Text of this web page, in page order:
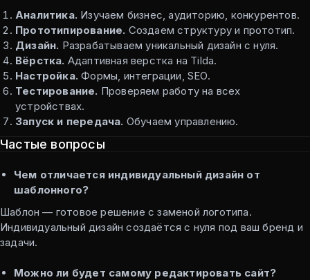
Аналитика. Изучаем бизнес, аудиторию, конкурентов.
Прототипирование. Создаем структуру и прототип.
Дизайн. Разрабатываем уникальный дизайн с нуля.
Вёрстка. Адаптивная верстка на Tilda.
Настройка. Формы, интеграции, SEO.
Тестирование. Проверяем работу на всех
устройствах.
Запуск и передача. Обучаем управлению.
Частые вопросы
Чем отличается индивидуальный дизайн от
шаблонного?
Шаблон — готовое решение с заменой логотипа.
Индивидуальный дизайн создаётся с нуля под ваш бренд и
задачи.
Можно ли будет самому редактировать сайт?